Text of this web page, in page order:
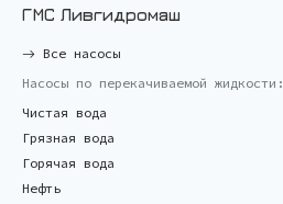
ГМС Ливгидромаш
Все насосы
Насосы по перекачиваемой жидкости:
Чистая вода
Грязная вода
Горячая вода
Нефть